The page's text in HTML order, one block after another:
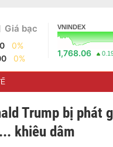
Giá bạc
0%
0%
VNINDEX
1,768.06
Trump bị phát
khiêu dâm